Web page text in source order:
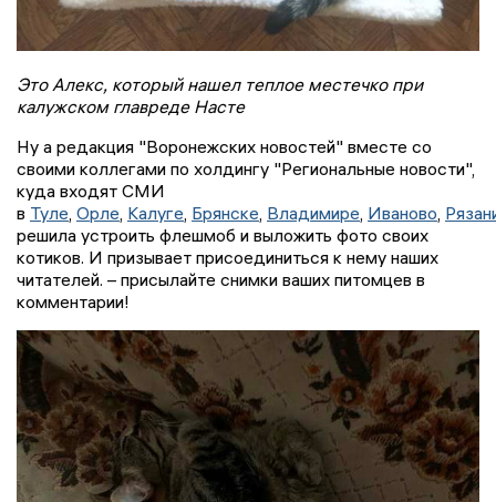
Это Алекс, который нашел теплое местечко при
калужском главреде Насте
Ну а редакция "Воронежских новостей" вместе со
своими коллегами по холдингу "Региональные новости",
куда входят СМИ
в Туле Орле Калуге Брянске Владимире Иваново
решила устроить флешмоб и выложить фото своих
котиков. И призывает присоединиться к нему наших
читателей. – присылайте снимки ваших питомцев в
комментарии!